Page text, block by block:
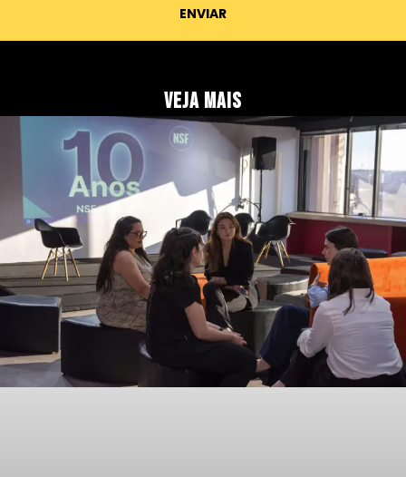
ENVIAR
Veja Mais